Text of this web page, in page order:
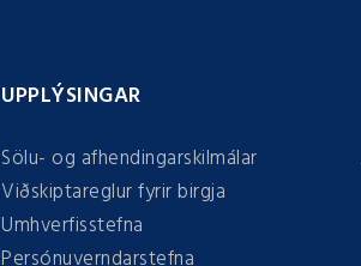
UPPLÝSINGAR
Sölu- og afhendingarskilmálar
Viðskiptareglur fyrir birgja
Umhverfisstefna
Persónuverndarstefna